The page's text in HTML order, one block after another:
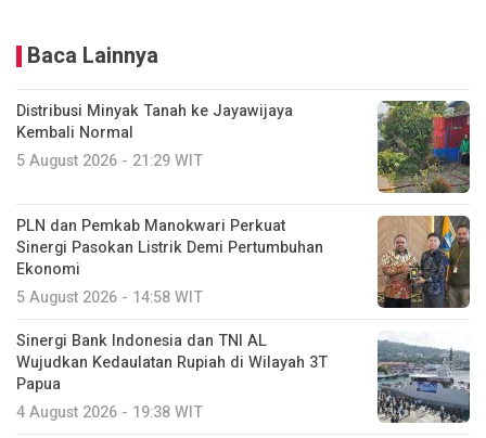
Baca Lainnya
Distribusi Minyak Tanah ke Jayawijaya
Kembali Normal
5 August 2026 - 21:29 WIT
PLN dan Pemkab Manokwari Perkuat
Sinergi Pasokan Listrik Demi Pertumbuhan
Ekonomi
5 August 2026 - 14:58 WIT
Sinergi Bank Indonesia dan TNI AL
Wujudkan Kedaulatan Rupiah di Wilayah 3T
Papua
4 August 2026 - 19:38 WIT